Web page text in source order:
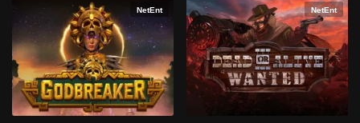
NetEnt
NetEnt